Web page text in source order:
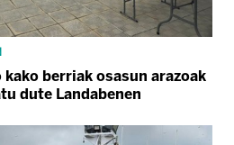
berriak osasun arazoak
dute Landabenen